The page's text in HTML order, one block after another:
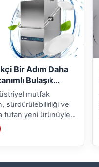
Bir Adım Daha
Bulaşık
mutfak
sürdürülebilirliği ve
tutan yeni ürünüyle
tabak kapasiteli
dijital versiyonu, özel
çağdaş tasarımıyla